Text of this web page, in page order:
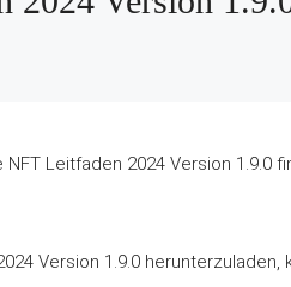
Leitfaden 2024 Version 1.9.0
Version 1.9.0